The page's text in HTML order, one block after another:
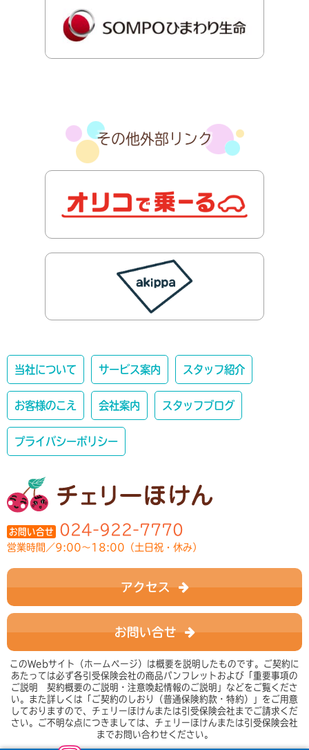
その他外部リンク
当社について サービス案内 スタッフ紹介
お客様のこえ 会社案内 スタッフブログ
プライバシーポリシー
お問い合せ 024-922-7770
営業時間／9:00～18:00（土日祝・休み）
アクセス
お問い合せ
このWebサイト（ホームページ）は概要を説明したものです。ご契約に
あたっては必ず各引受保険会社の商品パンフレットおよび「重要事項の
ご説明 契約概要のご説明・注意喚起情報のご説明」などをご覧くださ
い。また詳しくは「ご契約のしおり（普通保険約款・特約）」をご用意
しておりますので、チェリーほけんまたは引受保険会社までご請求くだ
さい。ご不明な点につきましては、チェリーほけんまたは引受保険会社
までお問い合わせください。